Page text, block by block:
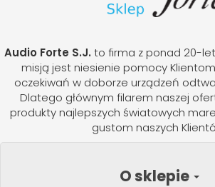
Audio Forte S.J. to firma z ponad 20-
misją jest niesienie pomocy
oczekiwań w doborze urządzeń
Dlatego głównym filarem naszej
produkty najlepszych światowych
gustom naszych
O sklepie